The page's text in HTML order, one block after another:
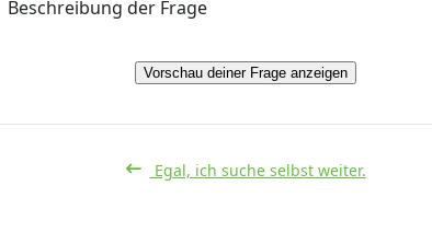
Beschreibung der Frage
Vorschau deiner Frage anzeigen
Egal, ich suche selbst weiter.